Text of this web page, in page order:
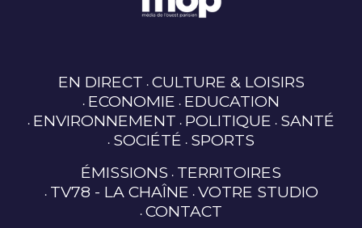
EN DIRECT CULTURE & LOISIRS
ECONOMIE EDUCATION
ENVIRONNEMENT POLITIQUE SANTÉ
SOCIÉTÉ SPORTS
ÉMISSIONS TERRITOIRES
TV78 - LA CHAÎNE VOTRE STUDIO
CONTACT